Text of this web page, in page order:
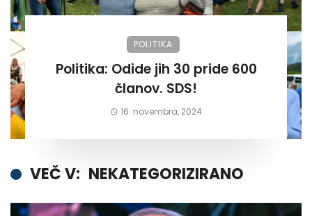
POLITIKA
Politika: Odide jih 30 pride 600
članov. SDS!
16. novembra, 2024
VEČ V: NEKATEGORIZIRANO